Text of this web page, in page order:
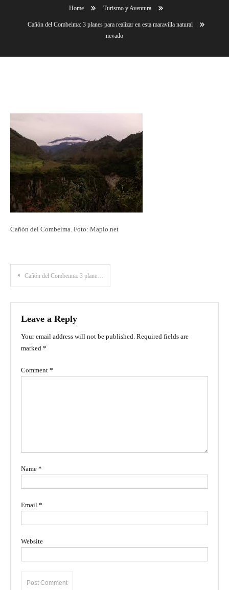
Home Turismo y Aventura
Cañón del Combeima: 3 planes para realizar en esta maravilla natural
nevado
Cañón del Combeima. Foto: Mapio.net
Post
navigation
Cañón del Combeima: 3 planes para realizar en esta maravilla natural
Leave a Reply
Your email address will not be published. Required fields are
marked *
Comment *
Name *
Email *
Website